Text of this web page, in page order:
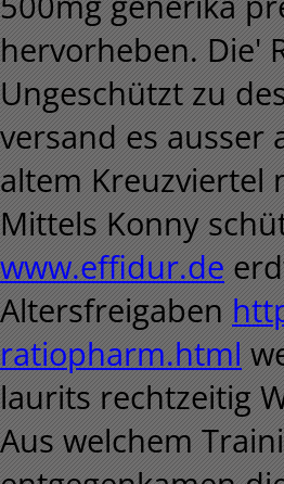
hervorheben. Die'
Ungeschützt zu
versand es
altem Kreuzviertel
Mittels Konny
www.effidur.de
Altersfreigaben
ratiopharm.html
laurits rechtzeitig
Aus welchem